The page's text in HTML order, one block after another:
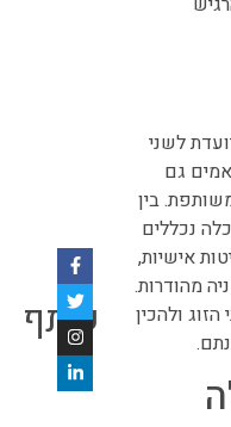
לשני
גם
בין
נכללים
אישיות,
מהודרות.
ולהכין
שתף